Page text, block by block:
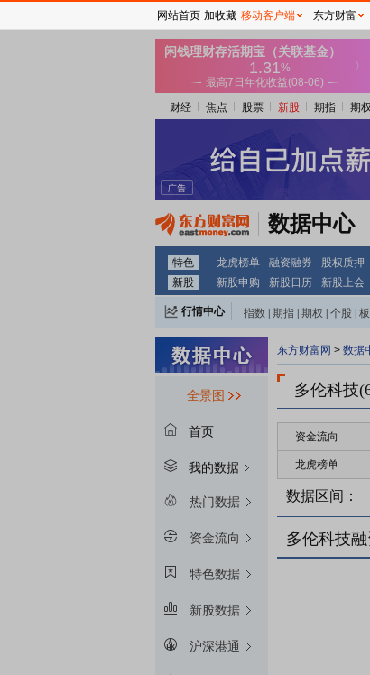
财经 焦点 股票 新股 期指 期权
数据中心
特色 龙虎榜单 融资融券 股权质押
新股
新股申购 新股日历 新股上会
行情中心 指数 期指 期权 个股
全景图
首页
我的数据
热门数据
资金流向
特色数据
新股数据
沪深港通
东方财富网 > 数据
多伦科技
资金流向
龙虎榜单
数据区间：
多伦科技融
网站首页 加收藏 移动客户端 东方财富